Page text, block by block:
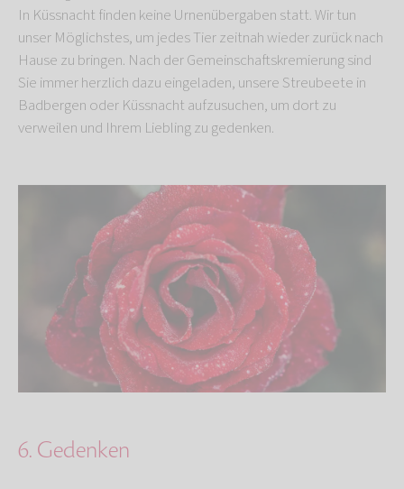
In Küssnacht finden keine Urnenübergaben statt. Wir tun
unser Möglichstes, um jedes Tier zeitnah wieder zurück nach
Hause zu bringen. Nach der Gemeinschaftskremierung sind
Sie immer herzlich dazu eingeladen, unsere Streubeete in
Badbergen oder Küssnacht aufzusuchen, um dort zu
verweilen und Ihrem Liebling zu gedenken.
6. Gedenken